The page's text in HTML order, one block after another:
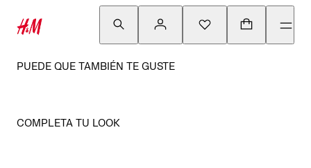
PUEDE QUE TAMBIÉN TE GUSTE
COMPLETA TU LOOK